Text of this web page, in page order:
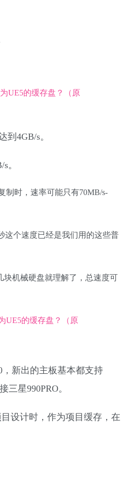
4GB/s。
。
制时，速率可能只有70MB/s-
这个速度已经是我们用的这些普
块机械硬盘就理解了，总速度可
新出的主板基本都支持
三星990PRO。
设计时，作为项目缓存，在